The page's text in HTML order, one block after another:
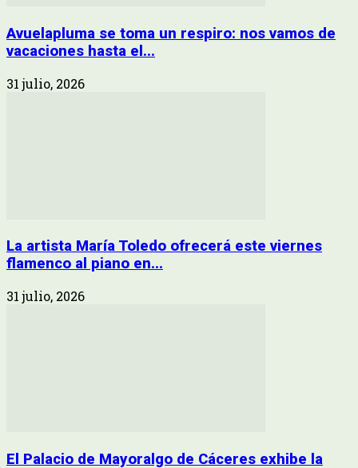
Avuelapluma se toma un respiro: nos vamos de
vacaciones hasta el...
31 julio, 2026
La artista María Toledo ofrecerá este viernes
flamenco al piano en...
31 julio, 2026
El Palacio de Mayoralgo de Cáceres exhibe la